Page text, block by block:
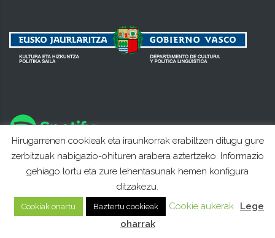
Hirugarrenen cookieak eta iraunkorrak erabiltzen ditugu gure
zerbitzuak nabigazio-ohituren arabera aztertzeko. Informazio
gehiago lortu eta zure lehentasunak hemen konfigura
ditzakezu.
Cookiak onartu Baztertu cookieak Cookie aukerak
Lege
oharrak